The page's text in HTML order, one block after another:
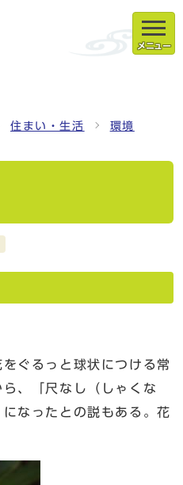
メニュー
住まい・生活 環境
ぐるっと球状につける常
、「尺なし（しゃくな
なったとの説もある。花